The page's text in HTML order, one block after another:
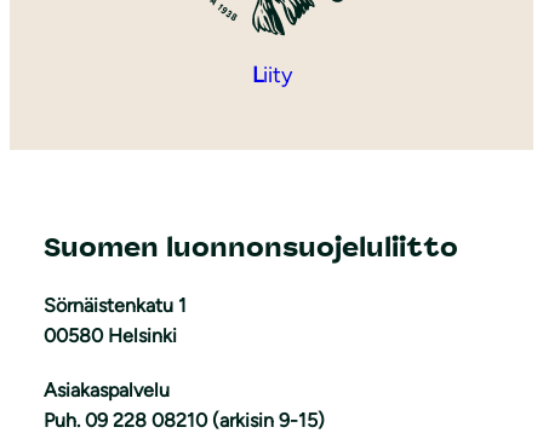
Liity
Suomen luonnonsuojeluliitto
Sörnäistenkatu 1
00580 Helsinki
Asiakaspalvelu
Puh. 09 228 08210 (arkisin 9-15)